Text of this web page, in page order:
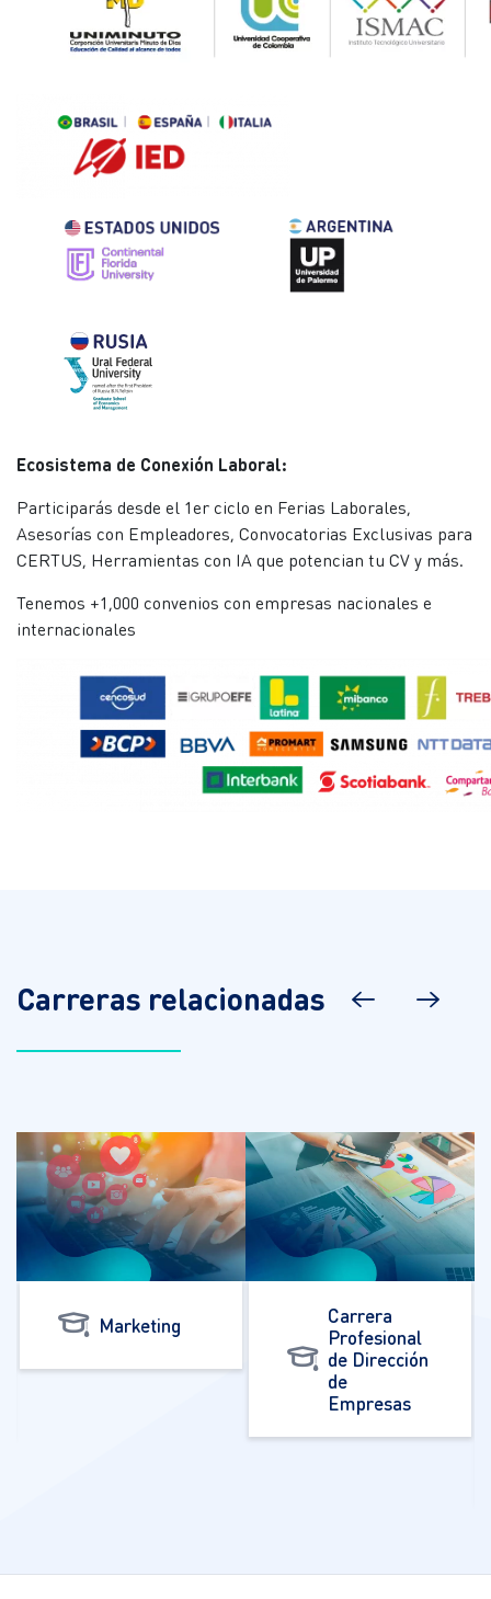
Ecosistema de Conexión Laboral:
Participarás desde el 1er ciclo en Ferias Laborales,
Asesorías con Empleadores, Convocatorias Exclusivas para
CERTUS, Herramientas con IA que potencian tu CV y más.
Tenemos +1,000 convenios con empresas nacionales e
internacionales
Carreras relacionadas
Marketing
Carrera
Profesional
de Dirección
de
Empresas